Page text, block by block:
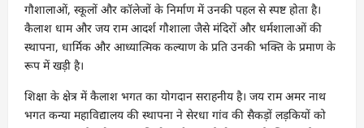
गौशालाओं, स्कूलों और कॉलेजों के निर्माण में उनकी पहल से स्पष्ट होता है।
कैलाश धाम और जय राम आदर्श गौशाला जैसे मंदिरों और धर्मशालाओं की
स्थापना, धार्मिक और आध्यात्मिक कल्याण के प्रति उनकी भक्ति के प्रमाण के
रूप में खड़ी है।
शिक्षा के क्षेत्र में कैलाश भगत का योगदान सराहनीय है। जय राम अमर नाथ
भगत कन्या महाविद्यालय की स्थापना ने सेरधा गांव की सैकड़ों लड़कियों को